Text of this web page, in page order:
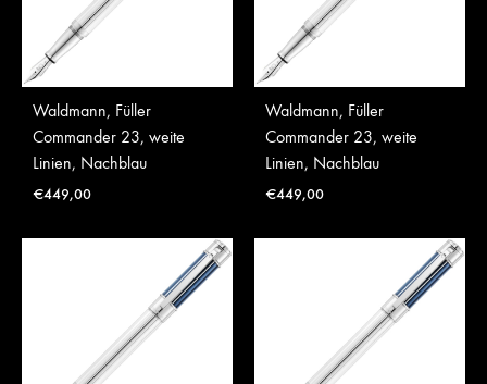
Waldmann, Füller
Commander 23, weite
Linien, Nachblau
€449,00
Waldmann, Füller
Commander 23, weite
Linien, Nachblau
€449,00